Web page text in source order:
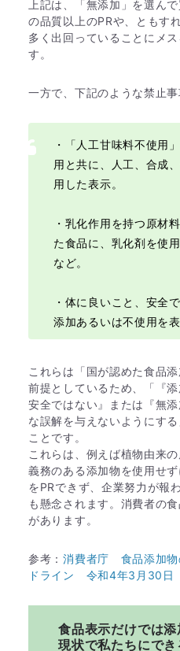
上記は、「無添加」を選ん
の品質以上のPRや、ともす
多く出回っていることにメ
す。
一方で、下記のような禁止事
・「人工甘味料不使用
用と共に、人工、合成
用した表示。
・乳化作用を持つ原材
た食品に、乳化剤を使
など。
・体に良いこと、安全
添加あるいは不使用を表
これらは「国が認めた食品
前提としているため、「『
安全ではない』または『無
な誤解を与えないようにす
ことです。
これらは、例えば植物由来
義務のある添加物を使用せ
をPRできず、企業努力が報
も懸念されます。消費者の
があります。
参考：消費者庁 食品添加物
ドライン 令和4年3月30日
食品表示だけでは
現状で私たちにでき